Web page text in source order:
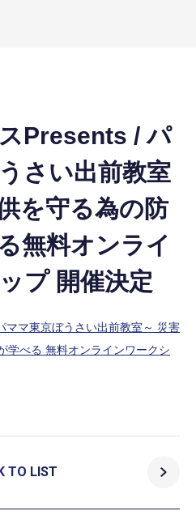
Presents / パ
さい出前教室
を守る為の防
無料オンライ
プ 開催決定
ママ東京ぼうさい出前教室～ 災害
学べる 無料オンラインワークシ
TO LIST